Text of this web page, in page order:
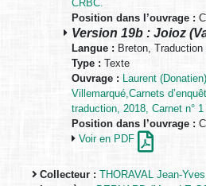
CRBC.
Position dans l’ouvrage :
Version 19b : Joioz
Langue : Breton,
Type : Texte
Ouvrage : Laurent
Villemarqué,Carnets
traduction, 2018, Carnet n°
Position dans l’ouvrage :
Voir en PDF
Collecteur : THORAVAL Jean-Yves